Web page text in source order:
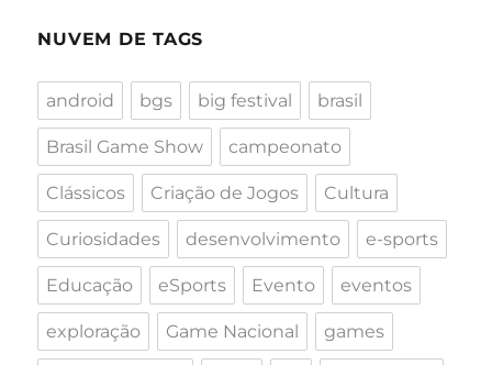
NUVEM DE TAGS
android bgs big festival brasil
Brasil Game Show campeonato
Clássicos Criação de Jogos Cultura
Curiosidades desenvolvimento e-sports
Educação eSports Evento eventos
exploração Game Nacional games